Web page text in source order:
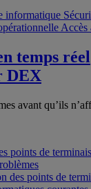
informatique
Accès
temps réel
DEX
avant qu’ils
points de
des points de